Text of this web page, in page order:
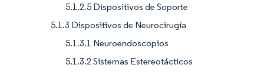
5.1.2.5 Dispositivos de Soporte
5.1.3 Dispositivos de Neurocirugía
5.1.3.1 Neuroendoscopios
5.1.3.2 Sistemas Estereotácticos